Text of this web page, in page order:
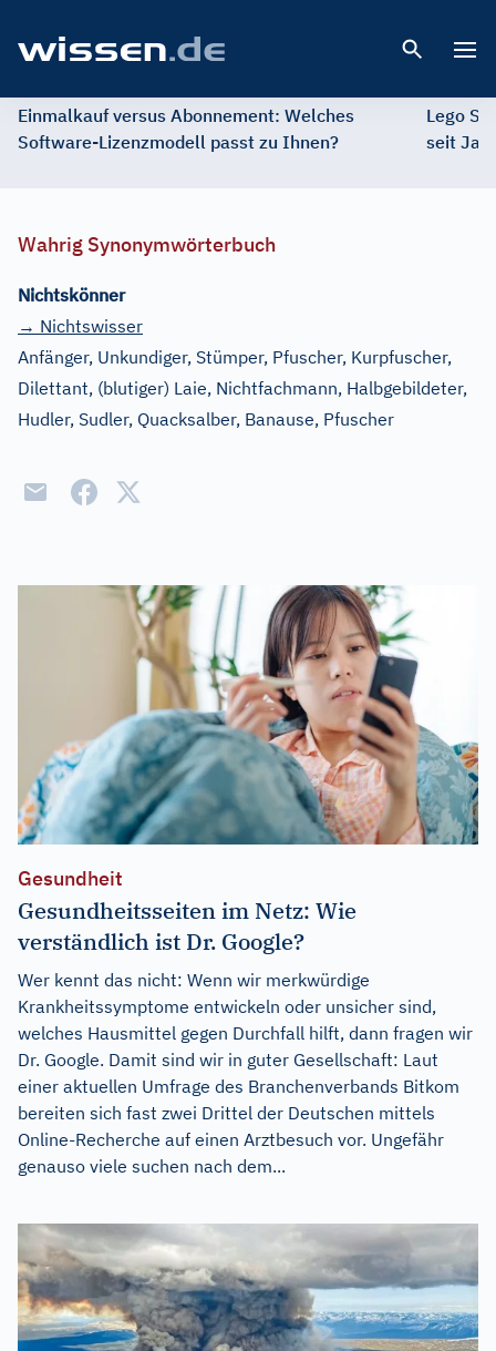
Einmalkauf versus Abonnement: Welches
Software-Lizenzmodell passt zu Ihnen?
Lego
seit
Wahrig Synonymwörterbuch
Nichtskönner
→ Nichtswisser
Anfänger, Unkundiger, Stümper, Pfuscher, Kurpfuscher,
Dilettant, (blutiger) Laie, Nichtfachmann, Halbgebildeter,
Hudler, Sudler, Quacksalber, Banause, Pfuscher
Gesundheit
Gesundheitsseiten im Netz: Wie
verständlich ist Dr. Google?
Wer kennt das nicht: Wenn wir merkwürdige
Krankheitssymptome entwickeln oder unsicher sind,
welches Hausmittel gegen Durchfall hilft, dann fragen wir
Dr. Google. Damit sind wir in guter Gesellschaft: Laut
einer aktuellen Umfrage des Branchenverbands Bitkom
bereiten sich fast zwei Drittel der Deutschen mittels
Online-Recherche auf einen Arztbesuch vor. Ungefähr
genauso viele suchen nach dem...